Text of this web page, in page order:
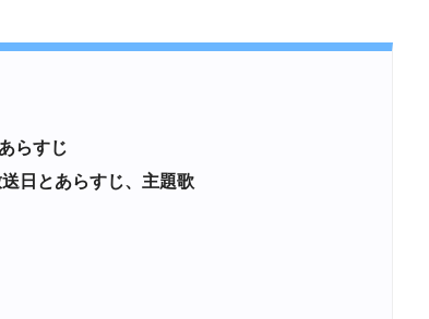
らすじ
日とあらすじ、主題歌